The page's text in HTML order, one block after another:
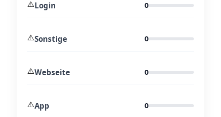
⚠️Login 0
⚠️Sonstige 0
⚠️Webseite 0
⚠️App 0